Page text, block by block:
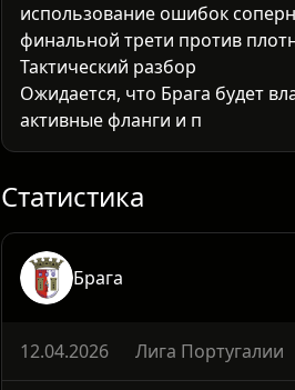
использование ошибок
финальной трети против
Тактический разбор
Ожидается, что Брага будет
активные фланги и
обороне, играя на ошибках и
Статистика